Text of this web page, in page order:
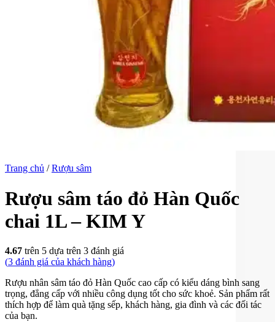
Trang chủ / Rượu sâm
Rượu sâm táo đỏ Hàn Quốc
chai 1L – KIM Y
4.67 trên 5 dựa trên 3 đánh giá
(3 đánh giá của khách hàng)
Rượu nhân sâm táo đỏ Hàn Quốc cao cấp có kiểu dáng bình sang
trọng, đẳng cấp với nhiều công dụng tốt cho sức khoẻ. Sản phẩm rất
thích hợp để làm quà tặng sếp, khách hàng, gia đình và các đối tác
của bạn.